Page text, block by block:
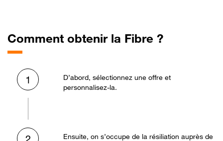
Comment obtenir la Fibre ?
1
D’abord, sélectionnez une offre et
personnalisez-la.
Ensuite, on s’occupe de la résiliation auprès de